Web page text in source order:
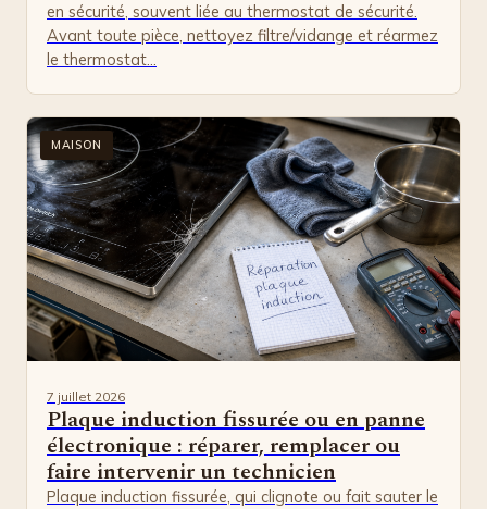
en sécurité, souvent liée au thermostat de sécurité.
Avant toute pièce, nettoyez filtre/vidange et réarmez
le thermostat…
MAISON
Plaque induction fissurée ou en panne
électronique : réparer, remplacer ou
faire intervenir un technicien
7 juillet 2026
Plaque induction fissurée, qui clignote ou fait sauter le